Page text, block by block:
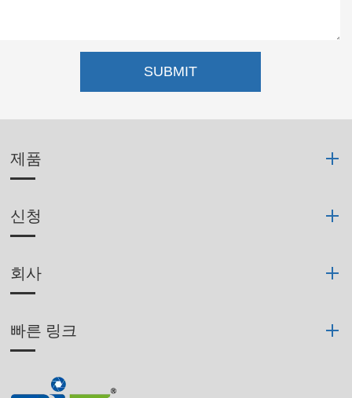
SUBMIT
제품
신청
회사
빠른 링크